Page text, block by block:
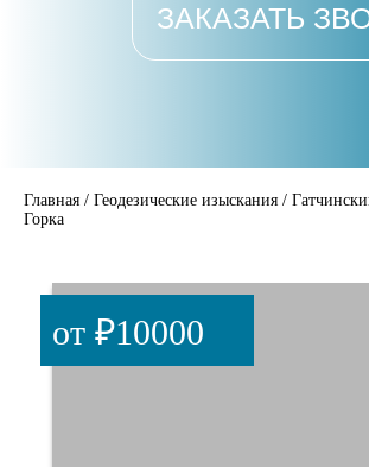
ЗАКАЗАТЬ
Главная / Геодезические изыскания /
Горка
от ₽10000